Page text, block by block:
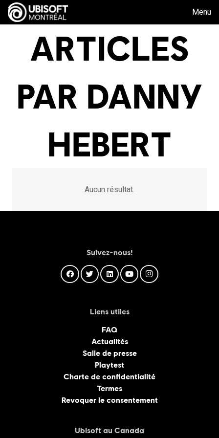
Menu
ARTICLES
PAR DANNY
HEBERT
Aucun résultat.
Suivez-nous!
Liens utiles
FAQ
Actualités
Salle de presse
Playtest
Charte de confidentialité
Termes
Revoquer le consentement
Ubisoft au Canada